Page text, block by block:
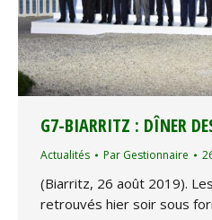
G7-BIARRITZ : DÎNER
Actualités Par Gestionnaire
(Biarritz, 26 août 2019).
retrouvés hier soir sous